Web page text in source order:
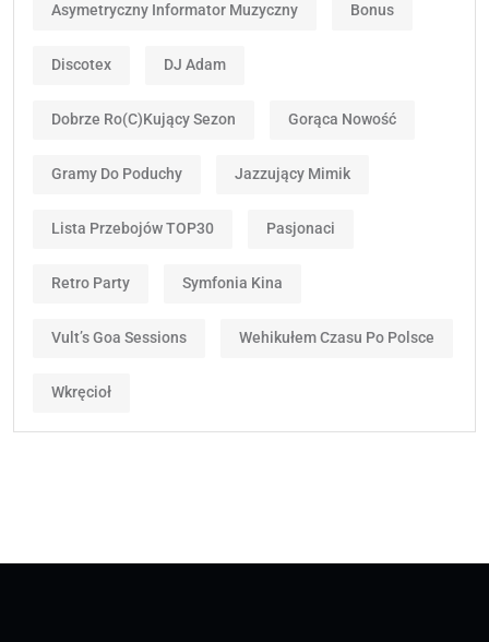
Asymetryczny Informator Muzyczny Bonus
Discotex DJ Adam
Dobrze Ro(c)kujący Sezon Gorąca Nowość
Gramy Do Poduchy Jazzujący Mimik
Lista Przebojów TOP30 Pasjonaci
Retro Party Symfonia Kina
Vult’s Goa Sessions Wehikułem Czasu Po Polsce
Wkręcioł